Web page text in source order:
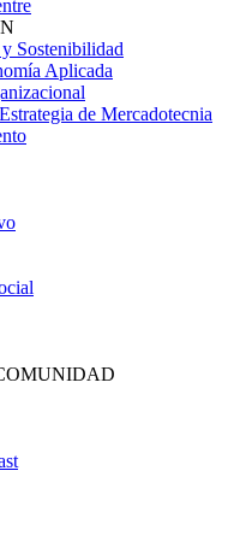
Sostenibilidad
Aplicada
de Mercadotecnia